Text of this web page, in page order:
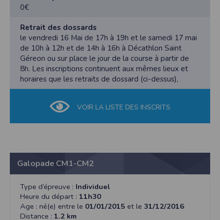
souscrite auprès de Mutuelle Saint-Christophe
personnellement, les organisateurs déclinent toute
responsabilité en cas d'accident ou de défaillance.
Article 8 : Droit d’image
L’organisation se réserve le droit et sans contrepartie
d’utiliser les photos réalisées lors de la manifestation.
Article 9 : Abandon
En cas d’abandon, le participant devra se signaler
auprès de l’organisation à l’arrivée.
moins d'un an le jour de la course
- Licence FFAthlétisme ou FFTriathlon obligatoire
IMPORTANT: Tout dossier incomplet ou non à jour
d'un justificatif valide donnera lieu à une invalidation
de l'inscription par l'organisation. le dossard ne sera
alors pas délivré et aucun remboursement ne sera
proposé.
● Frais d’inscription :
⮚ 6kms : 7€ (+2€ le jour de la course)
⮚ 10kms : 10€ (+2€ le jour de la course)
● Modalités d’inscription :
⮚ En ligne : sur www.timepulse.run
⮚ Sur place le jour de la course : inscription possible
jusqu’à 15 minutes avant le départ et majorée de 2€
(sous réserve de dossard encore disponibles)
0€
Retrait des dossards
le vendredi 16 Mai de 17h à 19h et le samedi 17 mai
de 10h à 12h et de 14h à 16h à Décathlon Saint
Géreon ou sur place le jour de la course à partir de
8h. Les inscriptions continuent aux mêmes lieux et
horaires que les retraits de dossard (ci-dessus),
VOIR LA LISTE DES INSCRITS
Galopade CM1-CM2
Type d’épreuve : Individuel
Heure du départ : 11h30
Age : né(e) entre le 01/01/2015 et le 31/12/2016
Distance : 1.2 km